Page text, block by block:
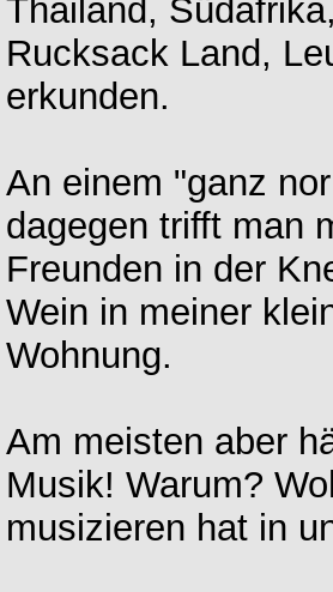
Thailand,
Rucksack Land,
erkunden.
An einem "ganz
dagegen trifft man
Freunden in der
Wein in meiner
Wohnung.
Am meisten aber
Musik! Warum?
musizieren hat in